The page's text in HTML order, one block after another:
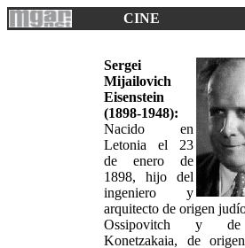
CINE
Sergei
Mijailovich
Eisenstein
(1898-1948):
Nacido en
Letonia el 23
de enero de
1898, hijo del
ingeniero y
arquitecto de origen
Ossipovitch y
Konetzakaia, de